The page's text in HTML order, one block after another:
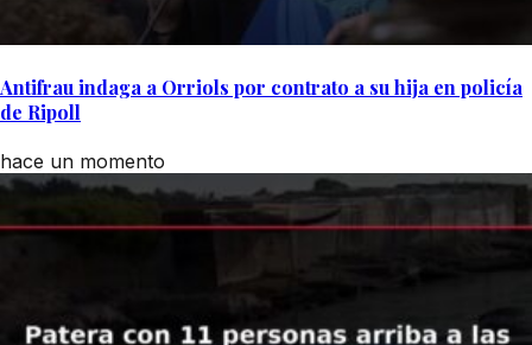
Antifrau indaga a Orriols por contrato a su hija en policía
de Ripoll
hace un momento